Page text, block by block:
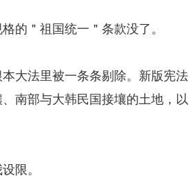
的＂祖国统一＂条款没了。
大法里被一条条剔除。新版宪法
南部与大韩民国接壤的土地，以
限。